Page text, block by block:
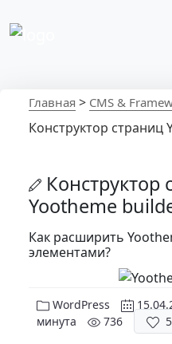
Главная > CMS &
Конструктор страниц
Конструктор
Yootheme
Как расширить
элементами?
WordPress
минута
736